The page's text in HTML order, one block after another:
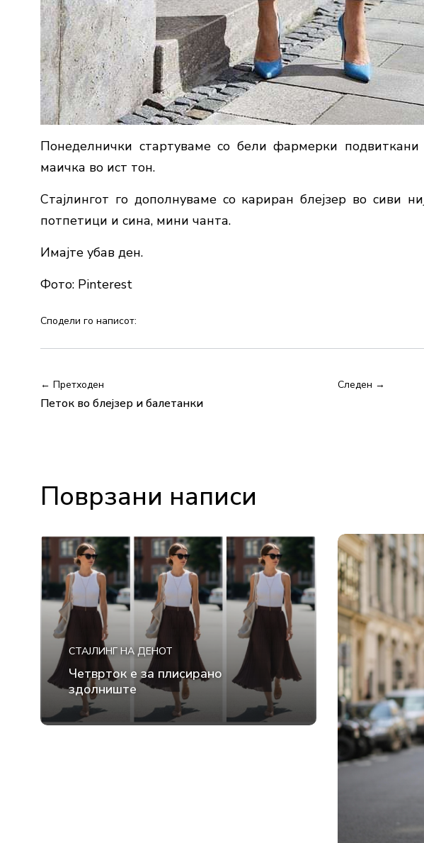
Понеделнички стартуваме со бели фармерки
маичка во ист тон.
Стајлингот го дополнуваме со кариран блејзер во сиви
потпетици и сина, мини чанта.
Имајте убав ден.
Фото: Pinterest
Сподели го написот:
← Претходен
Петок во блејзер и балетанки
Следен →
Поврзани написи
СТАЈЛИНГ НА ДЕНОТ
Четврток е за плисирано
здолниште